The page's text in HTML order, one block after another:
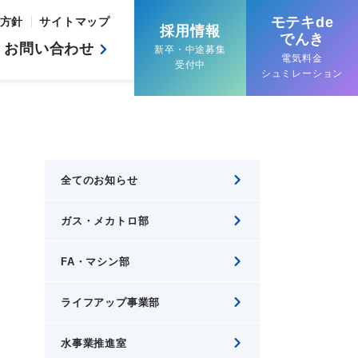
お問い合わせ
針 サイトマップ
採用情報
新卒・中途募集
受付中
モテキde
でんき
電気料金
シュミレーション
全てのお知らせ
ガス・メカトロ部
FA・マシン部
ライフアップ事業部
水事業推進室